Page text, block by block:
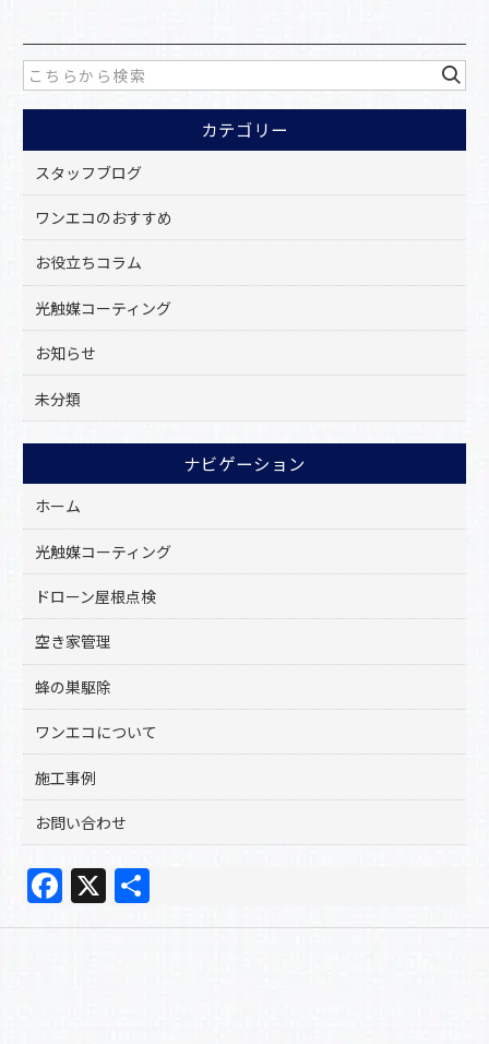
e
b
o
o
k
カテゴリー
スタッフブログ
ワンエコのおすすめ
お役立ちコラム
光触媒コーティング
お知らせ
未分類
ナビゲーション
ホーム
光触媒コーティング
ドローン屋根点検
空き家管理
蜂の巣駆除
ワンエコについて
施工事例
お問い合わせ
F
a
X
有